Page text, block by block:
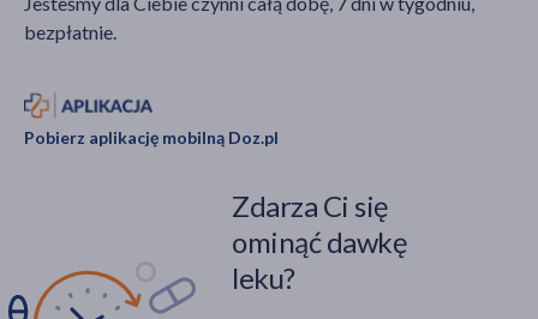
wyglądał eksperyment?
bezpłatnie.
Pobierz aplikację mobilną Doz.pl
Zdarza Ci się
ominąć dawkę
leku?